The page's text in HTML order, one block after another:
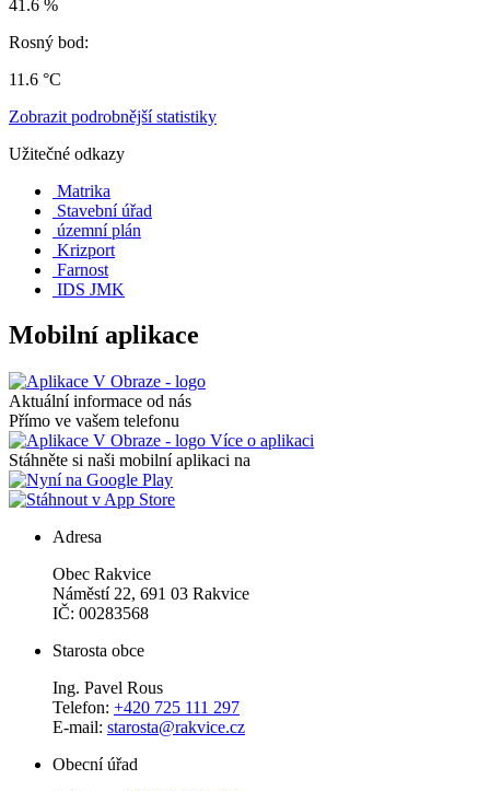
41.6 %
Rosný bod:
11.6 °C
Zobrazit podrobnější statistiky
Užitečné odkazy
Matrika
Stavební úřad
územní plán
Krizport
Farnost
IDS JMK
Mobilní aplikace
Aktuální informace od nás
Přímo ve vašem telefonu
Více o aplikaci
Stáhněte si naši mobilní aplikaci na
Adresa
Obec Rakvice
Náměstí 22, 691 03 Rakvice
IČ: 00283568
Starosta obce
Ing. Pavel Rous
Telefon: +420 725 111 297
E-mail: starosta@rakvice.cz
Obecní úřad